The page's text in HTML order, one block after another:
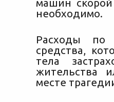
машин
необходимо.
Расходы по
средства,
тела
жительства
месте